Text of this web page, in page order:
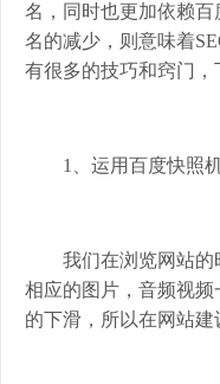
名，同时也更加依赖
名的减少，则意味着
有很多的技巧和窍门
1、运用百度快照
我们在浏览网站
相应的图片，音频视
的下滑，所以在网站